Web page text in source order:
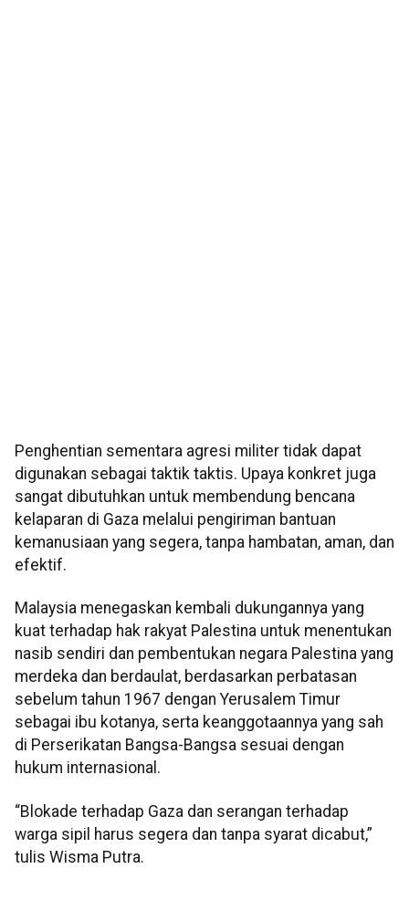
Penghentian sementara agresi militer tidak dapat
digunakan sebagai taktik taktis. Upaya konkret juga
sangat dibutuhkan untuk membendung bencana
kelaparan di Gaza melalui pengiriman bantuan
kemanusiaan yang segera, tanpa hambatan, aman, dan
efektif.
Malaysia menegaskan kembali dukungannya yang
kuat terhadap hak rakyat Palestina untuk menentukan
nasib sendiri dan pembentukan negara Palestina yang
merdeka dan berdaulat, berdasarkan perbatasan
sebelum tahun 1967 dengan Yerusalem Timur
sebagai ibu kotanya, serta keanggotaannya yang sah
di Perserikatan Bangsa-Bangsa sesuai dengan
hukum internasional.
“Blokade terhadap Gaza dan serangan terhadap
warga sipil harus segera dan tanpa syarat dicabut,”
tulis Wisma Putra.